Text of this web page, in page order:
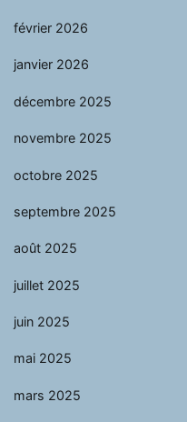
février 2026
janvier 2026
décembre 2025
novembre 2025
octobre 2025
septembre 2025
août 2025
juillet 2025
juin 2025
mai 2025
mars 2025